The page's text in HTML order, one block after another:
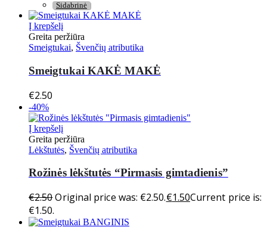
Sidabrinė
Į krepšelį
Greita peržiūra
Smeigtukai, Švenčių atributika
Smeigtukai KAKĖ MAKĖ
€2.50
-40%
Į krepšelį
Greita peržiūra
Lėkštutės, Švenčių atributika
Rožinės lėkštutės “Pirmasis gimtadienis”
€2.50Original price was: €2.50.€1.50Current price is:
€1.50.